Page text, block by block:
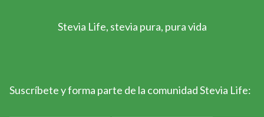
Stevia Life, stevia pura, pura vida
Suscríbete y forma parte de la comunidad Stevia Life: